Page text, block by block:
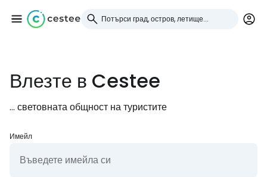
Влезте в Cestee
... световната общност на туристите
Имейл